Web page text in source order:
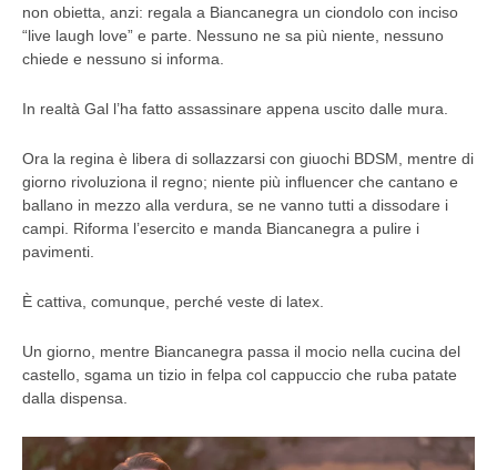
non obietta, anzi: regala a Biancanegra un ciondolo con inciso
“live laugh love” e parte. Nessuno ne sa più niente, nessuno
chiede e nessuno si informa.
In realtà Gal l’ha fatto assassinare appena uscito dalle mura.
Ora la regina è libera di sollazzarsi con giuochi BDSM, mentre di
giorno rivoluziona il regno; niente più influencer che cantano e
ballano in mezzo alla verdura, se ne vanno tutti a dissodare i
campi. Riforma l’esercito e manda Biancanegra a pulire i
pavimenti.
È cattiva, comunque, perché veste di latex.
Un giorno, mentre Biancanegra passa il mocio nella cucina del
castello, sgama un tizio in felpa col cappuccio che ruba patate
dalla dispensa.